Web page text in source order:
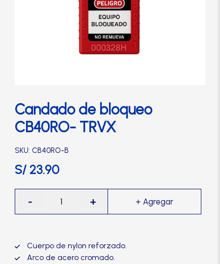
Cerradura de Sobreponer
Cerraduras Digitales
Manillones
Candado de bloqueo
CB40RO- TRVX
SKU: CB40RO-B
S/ 23.90
-
TRVX
cantidad
+
Cuerpo de nylon reforzado.
Arco de acero cromado.